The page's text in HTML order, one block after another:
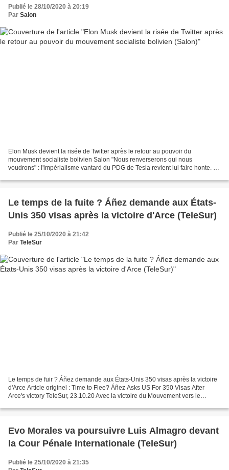
Publié le 28/10/2020 à 20:19
Par Salon
Elon Musk devient la risée de Twitter après le retour au pouvoir du
mouvement socialiste bolivien Salon "Nous renverserons qui nous
voudrons" : l'impérialisme vantard du PDG de Tesla revient lui faire honte. Le
Le temps de la fuite ? Áñez demande aux États-
Unis 350 visas après la victoire d'Arce (TeleSur)
Publié le 25/10/2020 à 21:42
Par TeleSur
Le temps de fuir ? Áñez demande aux États-Unis 350 visas après la victoire
d'Arce Article originel : Time to Flee? Áñez Asks US For 350 Visas After
Arce's victory TeleSur, 23.10.20 Avec la victoire du Mouvement vers le
Evo Morales va poursuivre Luis Almagro devant
la Cour Pénale Internationale (TeleSur)
Publié le 25/10/2020 à 21:35